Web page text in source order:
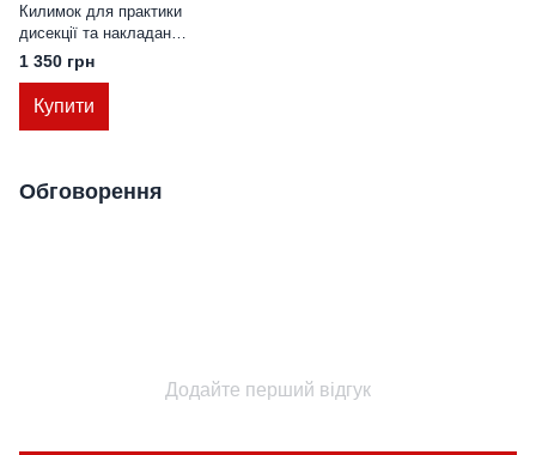
Килимок для практики
дисекції та накладання
хірургічних швів
1 350 грн
Купити
Обговорення
Додайте перший відгук